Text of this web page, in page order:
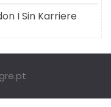
I Sin Karriere